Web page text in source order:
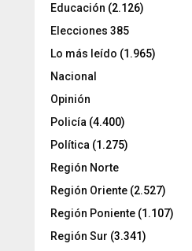
Educación (2.126)
Elecciones 385
Lo más leído (1.965)
Nacional
Opinión
Policía (4.400)
Política (1.275)
Región Norte
Región Oriente (2.527)
Región Poniente (1.107)
Región Sur (3.341)